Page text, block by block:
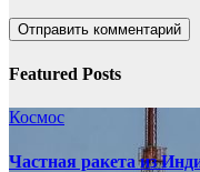
Featured Posts
Космос
Частная ракета из